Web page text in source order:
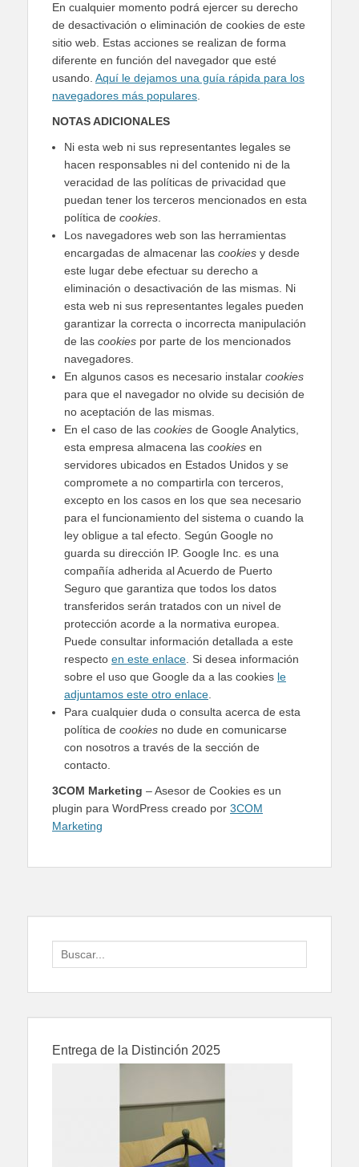
En cualquier momento podrá ejercer su derecho
de desactivación o eliminación de cookies de este
sitio web. Estas acciones se realizan de forma
diferente en función del navegador que esté
usando. Aquí le dejamos una guía rápida para los
navegadores más populares
NOTAS ADICIONALES
Ni esta web ni sus representantes legales se
hacen responsables ni del contenido ni de la
veracidad de las políticas de privacidad que
puedan tener los terceros mencionados en esta
política de cookies
Los navegadores web son las herramientas
encargadas de almacenar las cookies y desde
este lugar debe efectuar su derecho a
eliminación o desactivación de las mismas. Ni
esta web ni sus representantes legales pueden
garantizar la correcta o incorrecta manipulación
de las cookies por parte de los mencionados
navegadores.
En algunos casos es necesario instalar cookies
para que el navegador no olvide su decisión de
no aceptación de las mismas.
En el caso de las cookies de Google Analytics,
esta empresa almacena las cookies en
servidores ubicados en Estados Unidos y se
compromete a no compartirla con terceros,
excepto en los casos en los que sea necesario
para el funcionamiento del sistema o cuando la
ley obligue a tal efecto. Según Google no
guarda su dirección IP. Google Inc. es una
compañía adherida al Acuerdo de Puerto
Seguro que garantiza que todos los datos
transferidos serán tratados con un nivel de
protección acorde a la normativa europea.
Puede consultar información detallada a este
respecto en este enlace . Si desea información
sobre el uso que Google da a las cookies le
adjuntamos este otro enlace
Para cualquier duda o consulta acerca de esta
política de cookies no dude en comunicarse
con nosotros a través de la sección de
contacto.
3COM Marketing – Asesor de Cookies es un
plugin para WordPress creado por 3COM
Marketing
Search
for:
Entrega de la Distinción 2025